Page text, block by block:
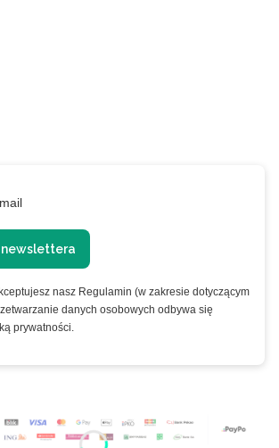
newslettera
nasz Regulamin (w zakresie dotyczącym
danych osobowych odbywa się
prywatności.